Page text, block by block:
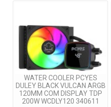
WATER COOLER PCYES
DULEY BLACK VULCAN ARGB
120MM COM DISPLAY TDP
200W WCDLY120 340611